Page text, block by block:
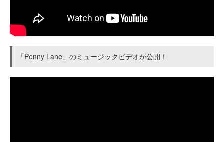
「Penny Lane」のミュージックビデオが公開！